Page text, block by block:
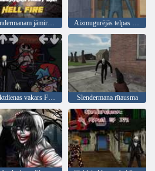
Slendermanam jāmirst: elles uguns
Piektdienas vakars Funkins vs tievs Slendermana rītausma